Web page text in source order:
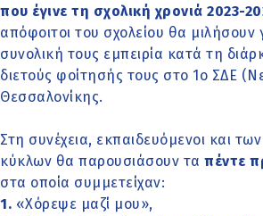
που έγινε τη σχολική χρονιά 2023-
απόφοιτοι του σχολείου θα μιλήσουν
συνολική τους εμπειρία κατά τη
διετούς φοίτησής τους στο 1ο ΣΔΕ
Θεσσαλονίκης.
Στη συνέχεια, εκπαιδευόμενοι και
κύκλων θα παρουσιάσουν τα πέντε
στα οποία συμμετείχαν:
1. «Χόρεψε μαζί μου»,